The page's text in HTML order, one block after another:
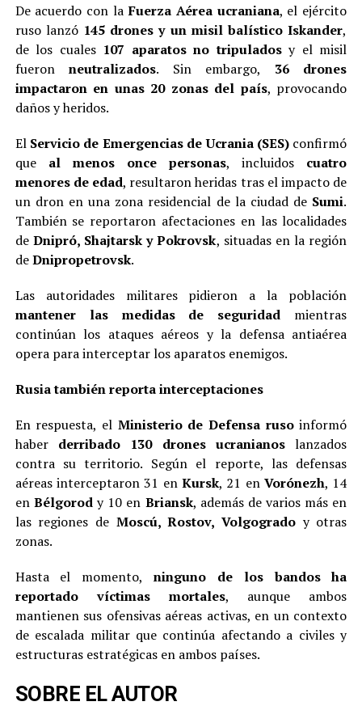
De acuerdo con laFuerza Aérea ucraniana, el ejército
ruso lanzó 145 drones y un misil balístico Iskander,
de los cuales 107 aparatos no tripuladosy el misil
fueronneutralizados. Sin embargo, 36 drones
impactaron en unas 20 zonas del país, provocando
daños y heridos.
El Servicio de Emergencias de Ucrania (SES)confirmó
que al menos once personas, incluidos cuatro
menores de edad, resultaron heridas tras el impacto de
un dron en una zona residencial de la ciudad de Sumi.
También se reportaron afectaciones en las localidades
de Dnipró, Shajtarsk y Pokrovsk, situadas en la región
deDnipropetrovsk.
Las autoridades militares pidieron a la población
mantener las medidas de seguridad mientras
continúan los ataques aéreos y la defensa antiaérea
opera para interceptar los aparatos enemigos.
Rusia también reporta interceptaciones
En respuesta, el Ministerio de Defensa rusoinformó
haber derribado 130 drones ucranianos lanzados
contra su territorio. Según el reporte, las defensas
aéreas interceptaron 31 en Kursk, 21 en Vorónezh, 14
en Bélgorody 10 en Briansk, además de varios más en
las regiones de Moscú, Rostov, Volgogrado y otras
zonas.
Hasta el momento,ninguno de los bandos ha
reportado víctimas mortales, aunque ambos
mantienen sus ofensivas aéreas activas, en un contexto
de escalada militar que continúa afectando a civiles y
estructuras estratégicas en ambos países.
SOBRE EL AUTOR